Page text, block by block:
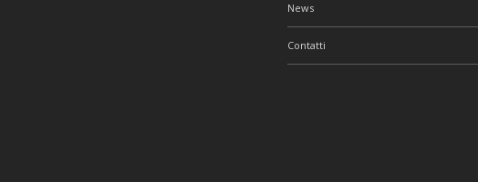
News
Contatti